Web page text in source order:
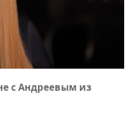
с Андреевым из